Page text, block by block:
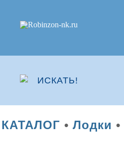
КАТАЛОГ • Лодки •